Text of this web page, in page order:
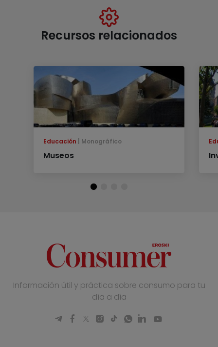
Recursos relacionados
Educación Monográfico
Museos
Información útil y práctica sobre consumo para tu
día a día